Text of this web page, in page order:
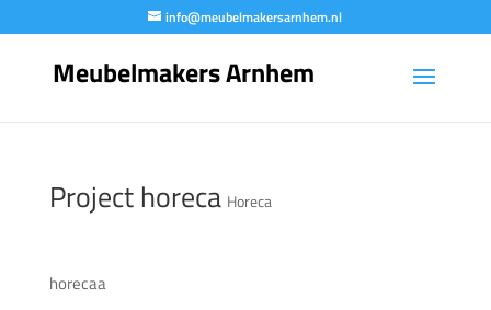
info@meubelmakersarnhem.nl
Meubelmakers Arnhem
Project horeca Horeca
horecaa